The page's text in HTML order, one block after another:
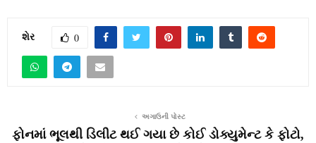
શેર 0
અગાઉની પોસ્ટ
ફોનમાં ભૂલથી ડિલીટ થઈ ગયા છે કોઈ ડોક્યુમેન્ટ કે ફોટો,